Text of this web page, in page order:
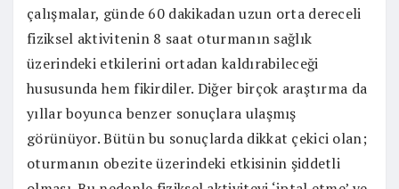
çalışmalar, günde 60 dakikadan uzun orta dereceli
fiziksel aktivitenin 8 saat oturmanın sağlık
üzerindeki etkilerini ortadan kaldırabileceği
hususunda hem fikirdiler. Diğer birçok araştırma da
yıllar boyunca benzer sonuçlara ulaşmış
görünüyor. Bütün bu sonuçlarda dikkat çekici olan;
oturmanın obezite üzerindeki etkisinin şiddetli